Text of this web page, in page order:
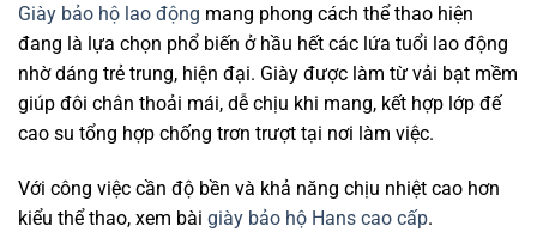
Giày bảo hộ lao động mang phong cách thể thao hiện
đang là lựa chọn phổ biến ở hầu hết các lứa tuổi lao động
nhờ dáng trẻ trung, hiện đại. Giày được làm từ vải bạt mềm
giúp đôi chân thoải mái, dễ chịu khi mang, kết hợp lớp đế
cao su tổng hợp chống trơn trượt tại nơi làm việc.
Với công việc cần độ bền và khả năng chịu nhiệt cao hơn
kiểu thể thao, xem bài giày bảo hộ Hans cao cấp.